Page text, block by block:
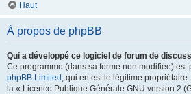
Haut
À propos de phpBB
Qui a développé ce logiciel de forum de
Ce programme (dans sa forme non modifiée) est
phpBB Limited , qui en est le légitime
la « Licence Publique Générale GNU version 2